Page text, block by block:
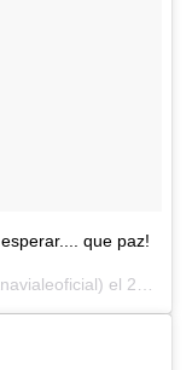
que paz!
el 29 de Dic de 2016 a la(s) 11:12 PST